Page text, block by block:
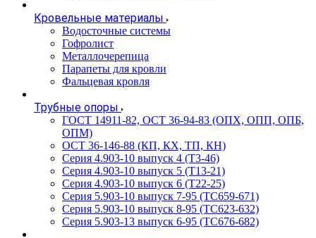
Кровельные материалы
Водосточные системы
Гофролист
Металлочерепица
Парапеты для кровли
Фальцевая кровля
Трубные опоры
ГОСТ 14911-82, ОСТ 36-94-83 (ОПХ, ОПП, ОПБ,
ОПМ)
ОСТ 36-146-88 (КП, КХ, ТП, КН)
Серия 4.903-10 выпуск 4 (Т3-46)
Серия 4.903-10 выпуск 5 (Т13-21)
Серия 4.903-10 выпуск 6 (Т22-25)
Серия 5.903-10 выпуск 7-95 (ТС659-671)
Серия 5.903-10 выпуск 8-95 (ТС623-632)
Серия 5.903-13 выпуск 6-95 (ТС676-682)